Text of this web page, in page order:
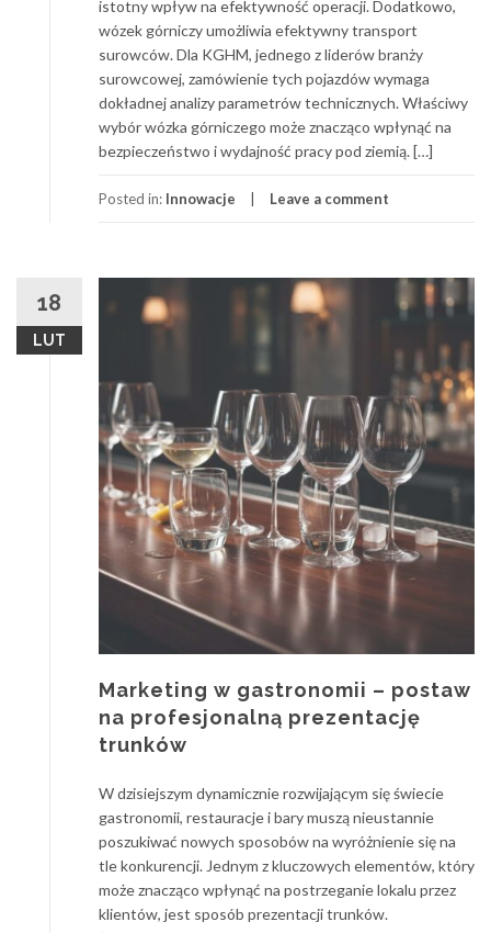
istotny wpływ na efektywność operacji. Dodatkowo,
wózek górniczy umożliwia efektywny transport
surowców. Dla KGHM, jednego z liderów branży
surowcowej, zamówienie tych pojazdów wymaga
dokładnej analizy parametrów technicznych. Właściwy
wybór wózka górniczego może znacząco wpłynąć na
bezpieczeństwo i wydajność pracy pod ziemią. […]
Posted in: Innowacje Leave a comment
18
LUT
Marketing w gastronomii – postaw
na profesjonalną prezentację
trunków
W dzisiejszym dynamicznie rozwijającym się świecie
gastronomii, restauracje i bary muszą nieustannie
poszukiwać nowych sposobów na wyróżnienie się na
tle konkurencji. Jednym z kluczowych elementów, który
może znacząco wpłynąć na postrzeganie lokalu przez
klientów, jest sposób prezentacji trunków.